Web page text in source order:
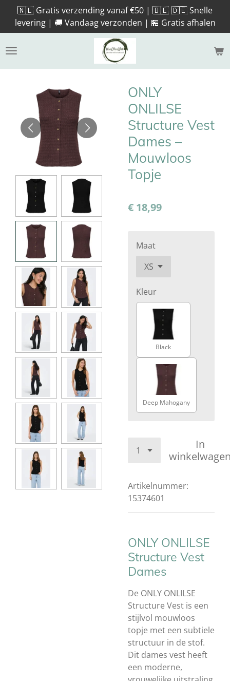
direct
naar
de
🇳🇱 Gratis verzending vanaf €50 | 🇧🇪 🇩🇪 Snelle
levering | 🚚 Vandaag verzonden | 🏪 Gratis afhalen
ONLY
ONLILSE
Structure Vest
Dames –
Mouwloos
Topje
€ 18,99
Maat
Kleur
Black
Deep Mahogany
In
Artikelnummer:
15374601
ONLY ONLILSE
Structure Vest
Dames
De ONLY ONLILSE
Structure Vest is een
stijlvol mouwloos
topje met een subtiele
structuur in de stof.
Dit dames vest heeft
een moderne,